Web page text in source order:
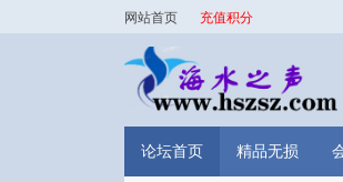
网站首页 充值积分
论坛首页 精品无损